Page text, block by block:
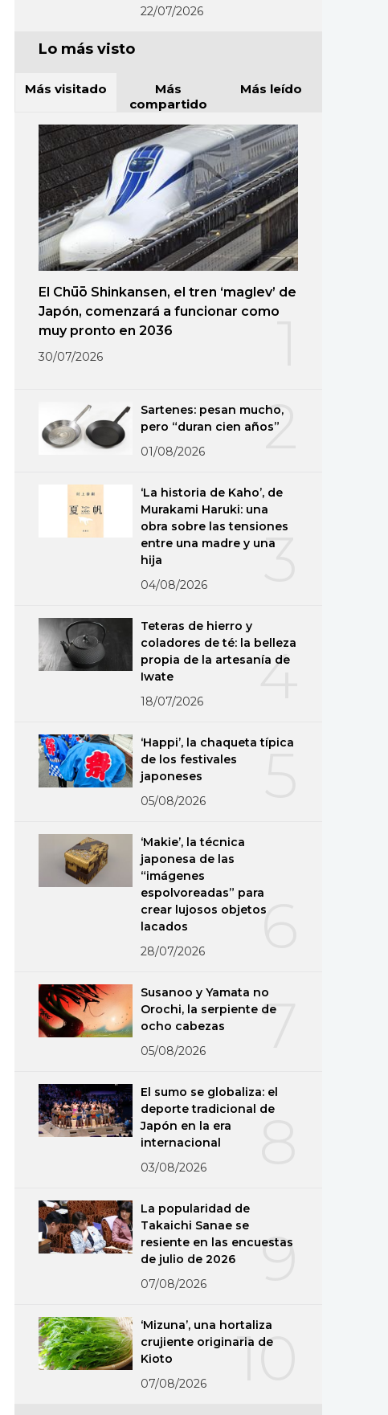
22/07/2026
Lo más visto
Más visitado
Más
compartido
Más leído
El Chūō Shinkansen, el tren ‘maglev’ de
Japón, comenzará a funcionar como
muy pronto en 2036
30/07/2026
2
Sartenes: pesan mucho,
pero “duran cien años”
01/08/2026
3
‘La historia de Kaho’, de
Murakami Haruki: una
obra sobre las tensiones
entre una madre y una
hija
04/08/2026
4
Teteras de hierro y
coladores de té: la belleza
propia de la artesanía de
Iwate
18/07/2026
5
‘Happi’, la chaqueta típica
de los festivales
japoneses
05/08/2026
6
‘Makie’, la técnica
japonesa de las
“imágenes
espolvoreadas” para
crear lujosos objetos
lacados
28/07/2026
7
Susanoo y Yamata no
Orochi, la serpiente de
ocho cabezas
05/08/2026
El sumo se globaliza: el
deporte tradicional de
Japón en la era
internacional
03/08/2026
9
La popularidad de
Takaichi Sanae se
resiente en las encuestas
de julio de 2026
07/08/2026
10
‘Mizuna’, una hortaliza
crujiente originaria de
Kioto
07/08/2026